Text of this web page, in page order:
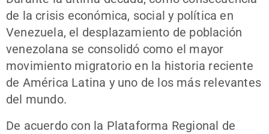
de la crisis económica, social y política en
Venezuela, el desplazamiento de población
venezolana se consolidó como el mayor
movimiento migratorio en la historia reciente
de América Latina y uno de los más relevantes
del mundo.
De acuerdo con la Plataforma Regional de